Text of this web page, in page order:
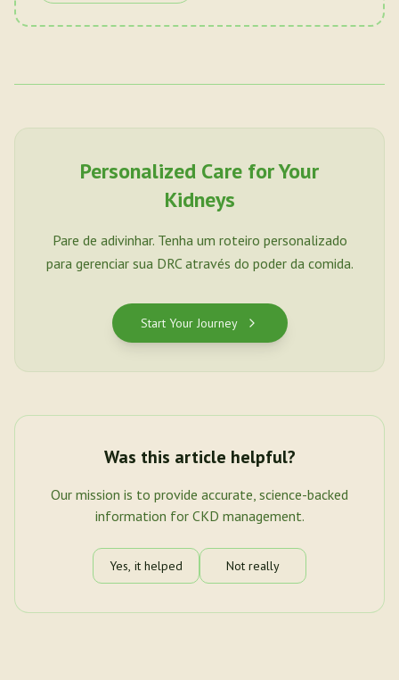
Personalized Care for Your
Kidneys
Pare de adivinhar. Tenha um roteiro personalizado
para gerenciar sua DRC através do poder da comida.
Start Your Journey
Was this article helpful?
Our mission is to provide accurate, science-backed
information for CKD management.
Yes, it helped Not really